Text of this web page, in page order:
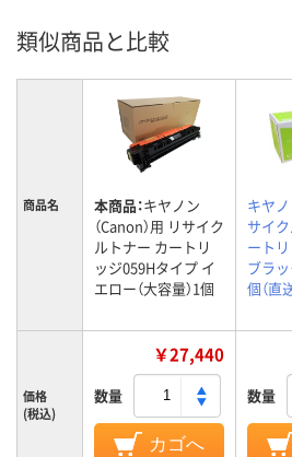
類似商品と比較
商品名 本商品：キヤノン
（Canon）用 リサイク
ルトナー カートリ
ッジ059Hタイプ イ
エロー（大容量）1個
キヤノ
サイ
ート
ブラ
個（直
価格
(税込)
￥27,440
数量
カゴへ
数量